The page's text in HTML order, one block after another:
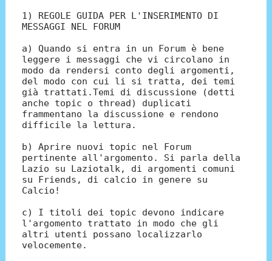
1) REGOLE GUIDA PER L'INSERIMENTO DI
MESSAGGI NEL FORUM
a) Quando si entra in un Forum è bene
leggere i messaggi che vi circolano in
modo da rendersi conto degli argomenti,
del modo con cui li si tratta, dei temi
già trattati.Temi di discussione (detti
anche topic o thread) duplicati
frammentano la discussione e rendono
difficile la lettura.
b) Aprire nuovi topic nel Forum
pertinente all'argomento. Si parla della
Lazio su Laziotalk, di argomenti comuni
su Friends, di calcio in genere su
Calcio!
c) I titoli dei topic devono indicare
l'argomento trattato in modo che gli
altri utenti possano localizzarlo
velocemente.